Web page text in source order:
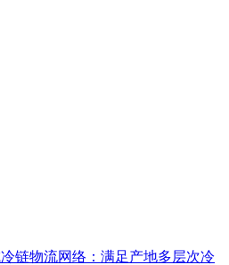
链物流网络：满足产地多层次冷